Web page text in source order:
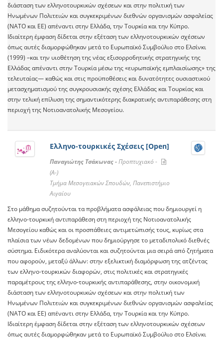
διάσταση των ελληνοτουρκικών σχέσεων και στην πολιτική των
Ηνωμένων Πολιτειών και συγκεκριμένων διεθνών οργανισμών ασφαλείας
(ΝΑΤΟ και ΕΕ) απέναντι στην Ελλάδα, την Τουρκία και την Κύπρο.
Ιδιαίτερη έμφαση δίδεται στην εξέταση των ελληνοτουρκικών σχέσεων
όπως αυτές διαμορφώθηκαν μετά το Ευρωπαϊκό Συμβούλιο στο Ελσίνκι
(1999) –και την υιοθέτηση της νέας εξισορρο6ητικής στρατηγικής της
Ελλάδας απέναντι στην Τουρκία μέσω της «ευρωπαϊκής εμπλαισίωσης» της
τελευταίας— καθώς και στις προϋποθέσεις και δυνατότητες ουσιαστικού
μετασχηματισμού της συγκρουσιακής σχέσης Ελλάδας και Τουρκίας και
στην τελική επίλυση της σημαντικότερης διακρατικής αντιπαράθεσης στη
περιοχή της Νοτιοανατολικής Μεσογείου.
Ελληνο-τουρκικές Σχέσεις [Open]
Παναγιώτης Τσάκωνας -Προπτυχιακό -
(A-)
Τμήμα Μεσογειακών Σπουδών, Πανεπιστήμιο
Αιγαίου
Στο μάθημα συζητούνται τα προβλήματα ασφάλειας που δημιουργεί η
ελληνο-τουρκική αντιπαράθεση στη περιοχή της Νοτιοανατολικής
Μεσογείου καθώς και οι προσπάθειες αντιμετώπισής τους, κυρίως στα
πλαίσια των νέων δεδομένων που δημιούργησε το μεταδιπολικό διεθνές
σύστημα. Ειδικότερα αναλύονται και συζητούνται μια σειρά από ζητήματα
που αφορούν, μεταξύ άλλων: στην εξελικτική διαμόρφωση της ατζέντας
των ελληνο-τουρκικών διαφορών, στις πολιτικές και στρατηγικές
παραμέτρους της ελληνο-τουρκικής αντιπαράθεσης, στην οικονομική
διάσταση των ελληνοτουρκικών σχέσεων και στην πολιτική των
Ηνωμένων Πολιτειών και συγκεκριμένων διεθνών οργανισμών ασφαλείας
(ΝΑΤΟ και ΕΕ) απέναντι στην Ελλάδα, την Τουρκία και την Κύπρο.
Ιδιαίτερη έμφαση δίδεται στην εξέταση των ελληνοτουρκικών σχέσεων
όπως αυτές διαμορφώθηκαν μετά το Ευρωπαϊκό Συμβούλιο στο Ελσίνκι